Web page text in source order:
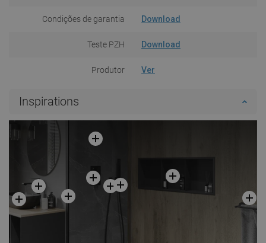
Condições de garantia Download
Teste PZH Download
Produtor Ver
Inspirations